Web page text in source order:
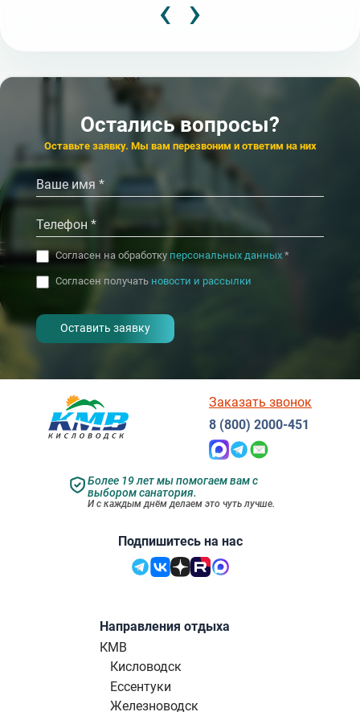
‹ ›
Фаворит
4.1 Кисловодск
Радуга
‹ ›
Остались вопросы?
Оставьте заявку. Мы вам перезвоним и ответим на них
Согласен на обработку персональных данных*
Согласен получать новости и рассылки
Подпишитесь на нас
Более 19 лет мы помогаем вам с
выбором санатория.
И с каждым днём делаем это чуть лучше.
Заказать звонок
8 (800) 2000-451
Направления отдыха
КМВ
Кисловодск
Ессентуки
Железноводск